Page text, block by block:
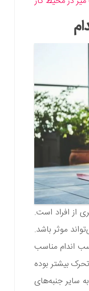
از افراد است.
موثر باشد.
اندام مناسب
بیشتر بوده
سایر جنبه‌های